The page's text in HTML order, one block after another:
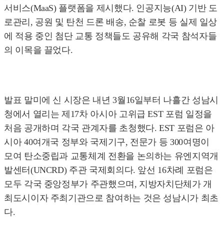
서비스(MaaS) 플랫폼을 제시했다. 인공지능(AI) 기반 도
로관리, 공원 및 탄천 드론 배송, 순찰 로봇 등 실제 일상
에 적용 중인 첨단 교통 정책들도 공유해 각국 참석자들
의 이목을 끌었다.
발표 말미에 신 시장은 내년 3월16일부터 나흘간 성남시
청에서 열리는 제17차 아시아 고위급 EST 포럼 일정을
처음 공개하며 각국 관계자를 초청했다. EST 포럼은 아
시아 40여개국 정부와 국제기구, 전문가 등 300여명이
모여 탄소중립과 교통체계 전환을 논의하는 유엔지역개
발센터(UNCRD) 주관 국제회의다. 앞선 16차례 포럼은
모두 각국 중앙정부가 주관했으며, 지방자치단체가 개
최도시이자 주최기관으로 참여하는 것은 성남시가 최초
다.